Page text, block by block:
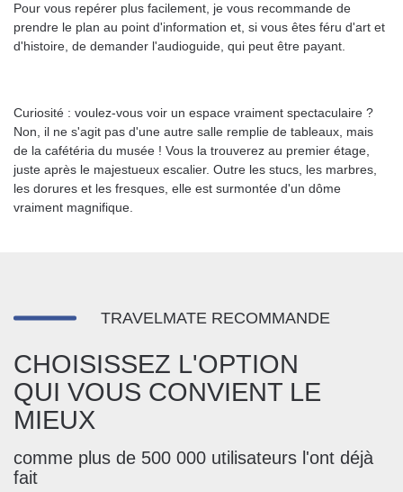
Pour vous repérer plus facilement, je vous recommande de
prendre le plan au point d'information et, si vous êtes féru d'art et
d'histoire, de demander l'audioguide, qui peut être payant.
Curiosité : voulez-vous voir un espace vraiment spectaculaire ?
Non, il ne s'agit pas d'une autre salle remplie de tableaux, mais
de la cafétéria du musée ! Vous la trouverez au premier étage,
juste après le majestueux escalier. Outre les stucs, les marbres,
les dorures et les fresques, elle est surmontée d'un dôme
vraiment magnifique.
TRAVELMATE RECOMMANDE
CHOISISSEZ L'OPTION
QUI VOUS CONVIENT LE
MIEUX
comme plus de 500 000 utilisateurs l'ont déjà
fait